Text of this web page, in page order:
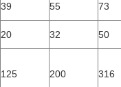
39 55 73
20 32 50
125 200 316